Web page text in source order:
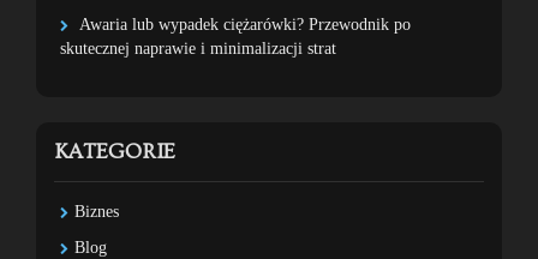
Awaria lub wypadek ciężarówki? Przewodnik po
skutecznej naprawie i minimalizacji strat
KATEGORIE
Biznes
Blog